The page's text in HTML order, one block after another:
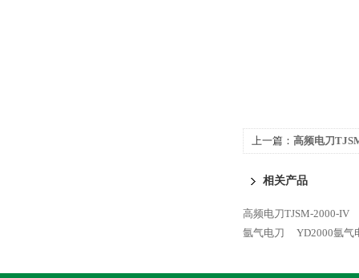
上一篇： 高频电刀
相关产品
高频电刀TJSM-2000-IV
氩气电刀
YD2000氩气